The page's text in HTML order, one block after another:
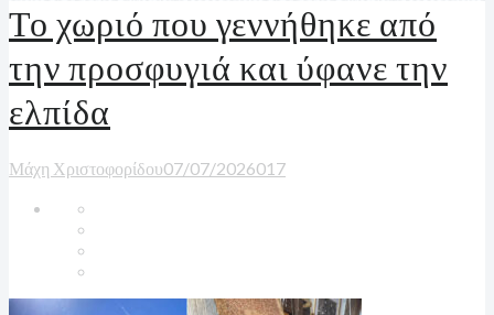
Το χωριό που γεννήθηκε από
την προσφυγιά και ύφανε την
ελπίδα
Μάχη Χριστοφορίδου07/07/2026017